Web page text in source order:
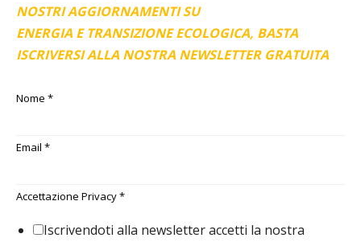
NOSTRI AGGIORNAMENTI SU
ENERGIA E TRANSIZIONE ECOLOGICA, BASTA
ISCRIVERSI ALLA NOSTRA NEWSLETTER GRATUITA
Nome *
Email *
Accettazione Privacy*
Iscrivendoti alla newsletter accetti la nostra